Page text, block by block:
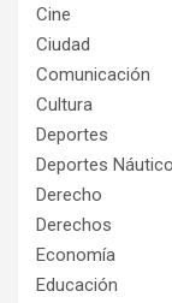
Cine
Ciudad
Comunicación
Cultura
Deportes
Deportes
Derecho
Derechos
Economía
Educación